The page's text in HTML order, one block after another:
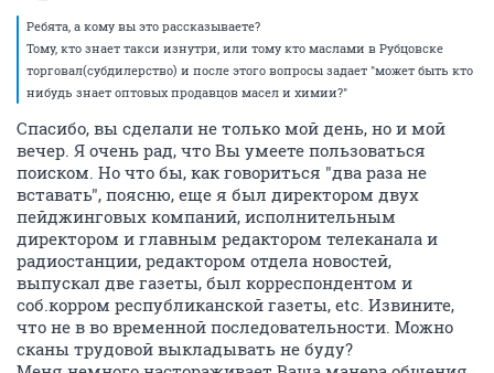
Ребята, а кому вы это рассказываете?
Тому, кто знает такси изнутри, или тому кто маслами в Рубцовске
торговал(субдилерство) и после этого вопросы задает "может быть кто
нибудь знает оптовых продавцов масел и химии?"
Спасибо, вы сделали не только мой день, но и мой
вечер. Я очень рад, что Вы умеете пользоваться
поиском. Но что бы, как говориться "два раза не
вставать", поясню, еще я был директором двух
пейджинговых компаний, исполнительным
директором и главным редактором телеканала и
радиостанции, редактором отдела новостей,
выпускал две газеты, был корреспондентом и
соб.корром республиканской газеты, etc. Извините,
что не в во временной последовательности. Можно
сканы трудовой выкладывать не буду?